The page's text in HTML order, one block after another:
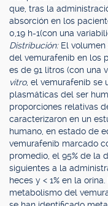
que, tras la
absorción en los
0,19 h-1(con una
Distribución: El
del vemurafenib en los
es de 91 litros (con una
vitro, el vemurafenib se
plasmáticas del ser
proporciones relativas
caracterizaron en un
humano, en estado de
vemurafenib marcado
promedio, el 95% de la
siguientes a la
heces y < 1% en la
metabolismo del